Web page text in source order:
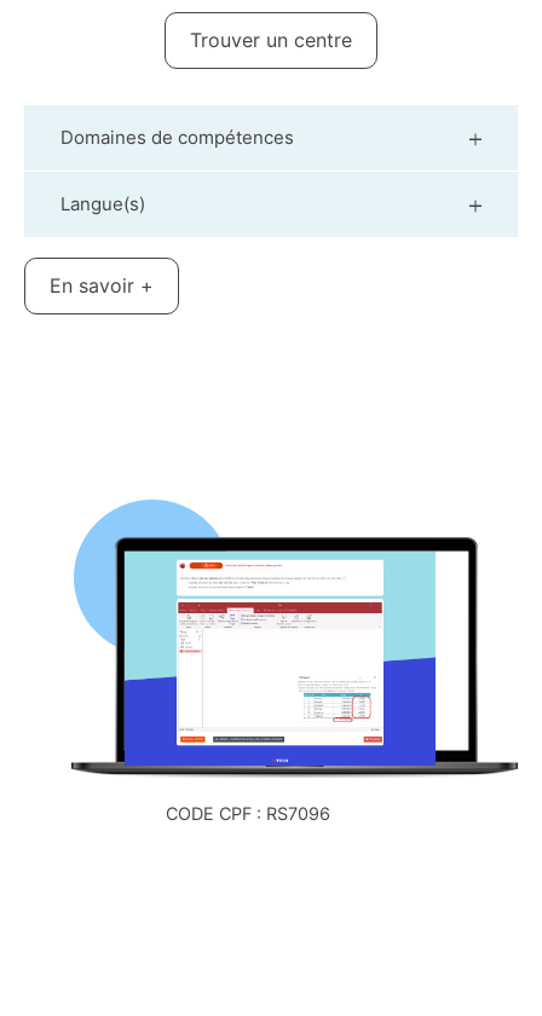
Trouver un centre
Domaines de compétences
Langue(s)
En savoir +
CODE CPF : RS7096